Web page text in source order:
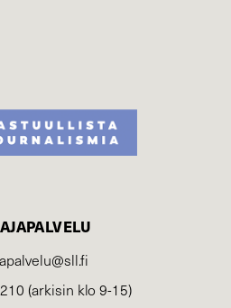
(arkisin klo 9-15)